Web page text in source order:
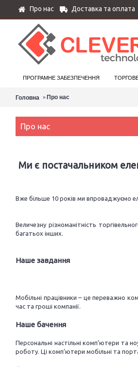
Про нас Доставка та оплата
ПРОГРАМНЕ ЗАБЕЗПЕЧЕННЯ
Головна Про нас
Про нас
Ми є постачальником
Вже більше 10 років ми впроваджуємо
Величезну різноманітність
багатьох інших.
Наше завдання
Мобільні працівники – це переважно
час та гроші компанії.
Наше бачення
Персональні настільні комп’ютери та
роботу. Ці комп’ютери мобільні та